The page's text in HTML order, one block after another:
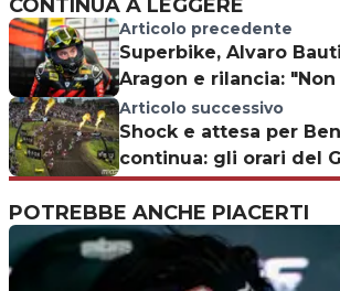
CONTINUA A LEGGERE
Articolo precedente
Superbike, Alvaro
Aragon e rilancia:
ritirarmi"
Articolo successivo
Shock e attesa per
continua: gli orari del
Teutschenthal
POTREBBE ANCHE PIACERTI